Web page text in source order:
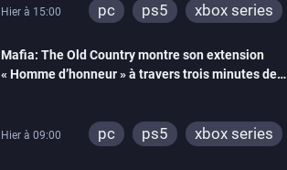
Hier à 15:00 pc ps5 xbox series
Mafia: The Old Country montre son extension
« Homme d’honneur » à travers trois minutes de
Hier à 09:00 pc ps5 xbox series